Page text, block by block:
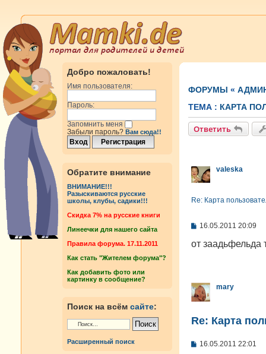
Добро пожаловать!
Имя пользователя:
Пароль:
Запомнить меня
Забыли пароль? Вам сюда!!
Обратите внимание
ВНИМАНИЕ!!!
Разыскиваются русские
школы, клубы, садики!!!
Cкидка 7% на русские книги
Линеечки для нашего сайта
Правила форума. 17.11.2011
Как стать "Жителем форума"?
Как добавить фото или
картинку в сообщение?
Поиск на всём сайте:
Расширенный поиск
ФОРУМЫ «
ТЕМА : КАРТА
Ответить
valeska
Re: Карта
С
о
и
е
16.05.2011 20:09
от заадьфельда
mary
Re: Карта
С16.05.2011 22:01